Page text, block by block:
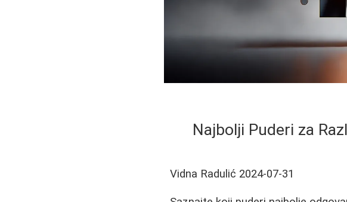
Najbolji Puderi za
Vidna Radulić 2024-07-31